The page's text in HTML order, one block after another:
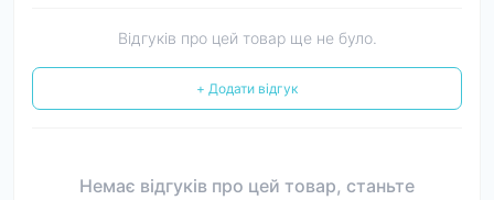
Відгуків про цей товар ще не було.
+ Додати відгук
Немає відгуків про цей товар, станьте